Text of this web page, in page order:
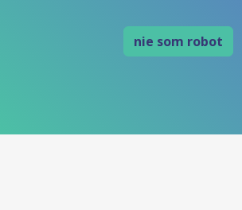
nie som robot